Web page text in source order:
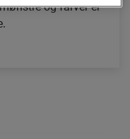
og farver er